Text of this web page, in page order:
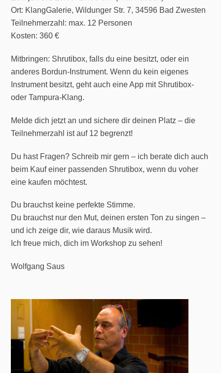
Ort: KlangGalerie, Wildunger Str. 7, 34596 Bad Zwesten
Teilnehmerzahl: max. 12 Personen
Kosten: 360 €
Mitbringen: Shrutibox, falls du eine besitzt, oder ein
anderes Bordun-Instrument. Wenn du kein eigenes
Instrument besitzt, geht auch eine App mit Shrutibox-
oder Tampura-Klang.
Melde dich jetzt an und sichere dir deinen Platz – die
Teilnehmerzahl ist auf 12 begrenzt!
Du hast Fragen? Schreib mir gern – ich berate dich auch
beim Kauf einer passenden Shrutibox, wenn du voher
eine kaufen möchtest.
Du brauchst keine perfekte Stimme.
Du brauchst nur den Mut, deinen ersten Ton zu singen –
und ich zeige dir, wie daraus Musik wird.
Ich freue mich, dich im Workshop zu sehen!
Wolfgang Saus